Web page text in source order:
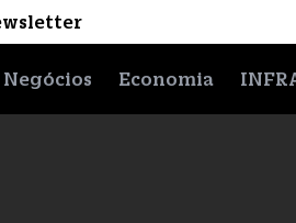
Negócios Economia